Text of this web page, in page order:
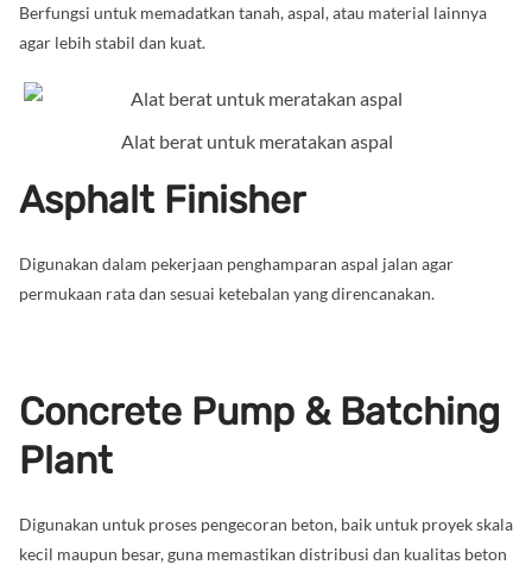
Berfungsi untuk memadatkan tanah, aspal, atau material lainnya
agar lebih stabil dan kuat.
Alat berat untuk meratakan aspal
Asphalt Finisher
Digunakan dalam pekerjaan penghamparan aspal jalan agar
permukaan rata dan sesuai ketebalan yang direncanakan.
Concrete Pump & Batching
Plant
Digunakan untuk proses pengecoran beton, baik untuk proyek skala
kecil maupun besar, guna memastikan distribusi dan kualitas beton